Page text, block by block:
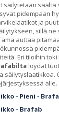
säilytetään säältä
pidempään
ja
sillä
auttaa
Eri tiloihin
löydät
säilytyslaatikkoa.
alle.
- Pieni -
- Brafab